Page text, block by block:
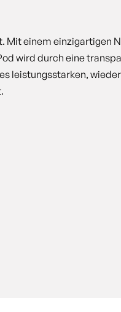
Mit einem einzigartigen
wird durch eine
leistungsstarken,